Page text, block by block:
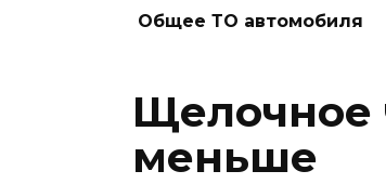
Общее ТО автомобиля
Щелочное
меньше